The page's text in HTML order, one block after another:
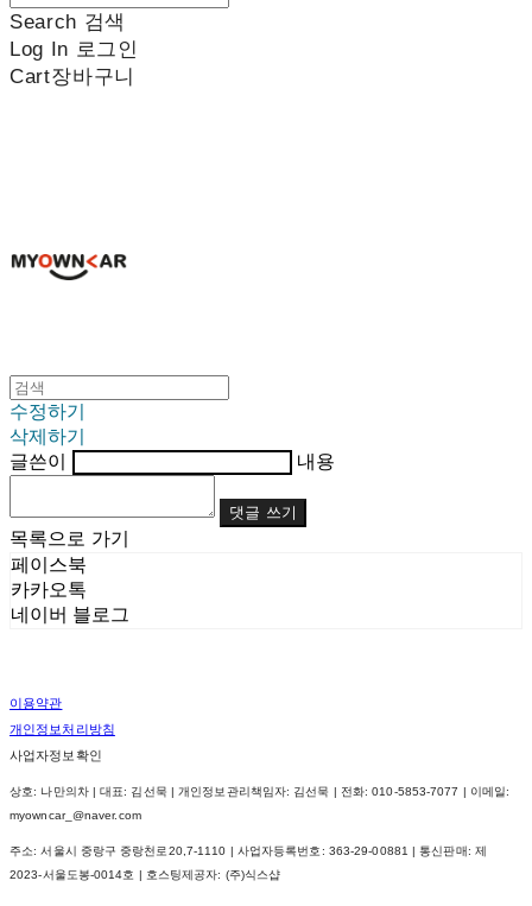
Search 검색
Log In 로그인
Cart장바구니
수정하기
삭제하기
글쓴이
내용
댓글 쓰기
목록으로 가기
페이스북
카카오톡
네이버 블로그
이용약관
개인정보처리방침
사업자정보확인
상호: 나만의차 | 대표: 김선묵 | 개인정보관리책임자: 김선묵 | 전화: 010-5853-7077 | 이메일:
myowncar_@naver.com
주소: 서울시 중랑구 중랑천로20,7-1110 | 사업자등록번호: 363-29-00881 | 통신판매: 제
2023-서울도봉-0014호
| 호스팅제공자: (주)식스샵